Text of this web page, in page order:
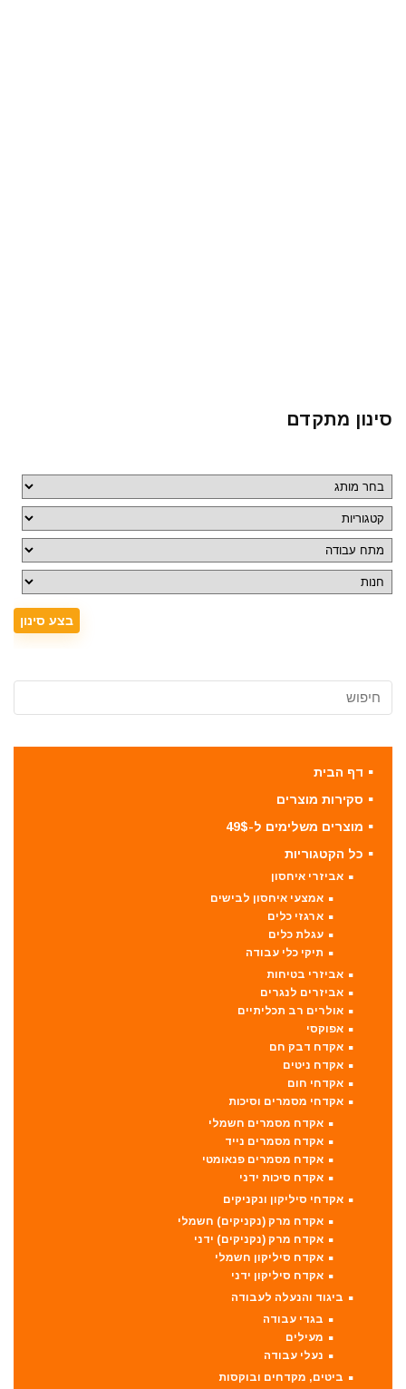
סינון מתקדם
דף הבית
סקירות מוצרים
מוצרים משלימים ל-49$
כל הקטגוריות
אביזרי איחסון
אמצעי איחסון לבישים
ארגזי כלים
עגלת כלים
תיקי כלי עבודה
אביזרי בטיחות
אביזרים לנגרים
אולרים רב תכליתיים
אפוקסי
אקדח דבק חם
אקדח ניטים
אקדחי חום
אקדחי מסמרים וסיכות
אקדח מסמרים חשמלי
אקדח מסמרים נייד
אקדח מסמרים פנאומטי
אקדח סיכות ידני
אקדחי סיליקון ונקניקים
אקדח מרק (נקניקים) חשמלי
אקדח מרק (נקניקים) ידני
אקדח סיליקון חשמלי
אקדח סיליקון ידני
ביגוד והנעלה לעבודה
בגדי עבודה
מעילים
נעלי עבודה
ביטים, מקדחים ובוקסות